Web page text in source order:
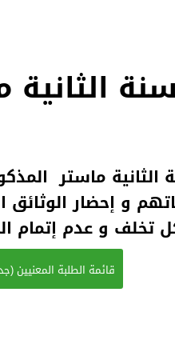
الثانية
ماستر
قائمة الطلبة المعنيين